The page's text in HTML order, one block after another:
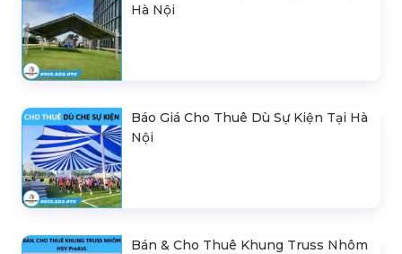
Hà Nội
Báo Giá Cho Thuê Dù Sự Kiện Tại Hà
Nội
Bán & Cho Thuê Khung Truss Nhôm